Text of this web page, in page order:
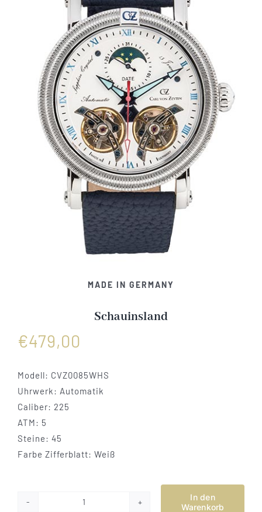
Mechanikuhren
Active Watches
Tourbillons
News
Geschichte
Händler
Kontakt
MADE IN GERMANY
Schauinsland
€479,00
Modell: CVZ0085WHS
Uhrwerk: Automatik
Caliber: 225
ATM: 5
Steine: 45
Farbe Zifferblatt: Weiß
Schauinsland
In den
Warenkorb